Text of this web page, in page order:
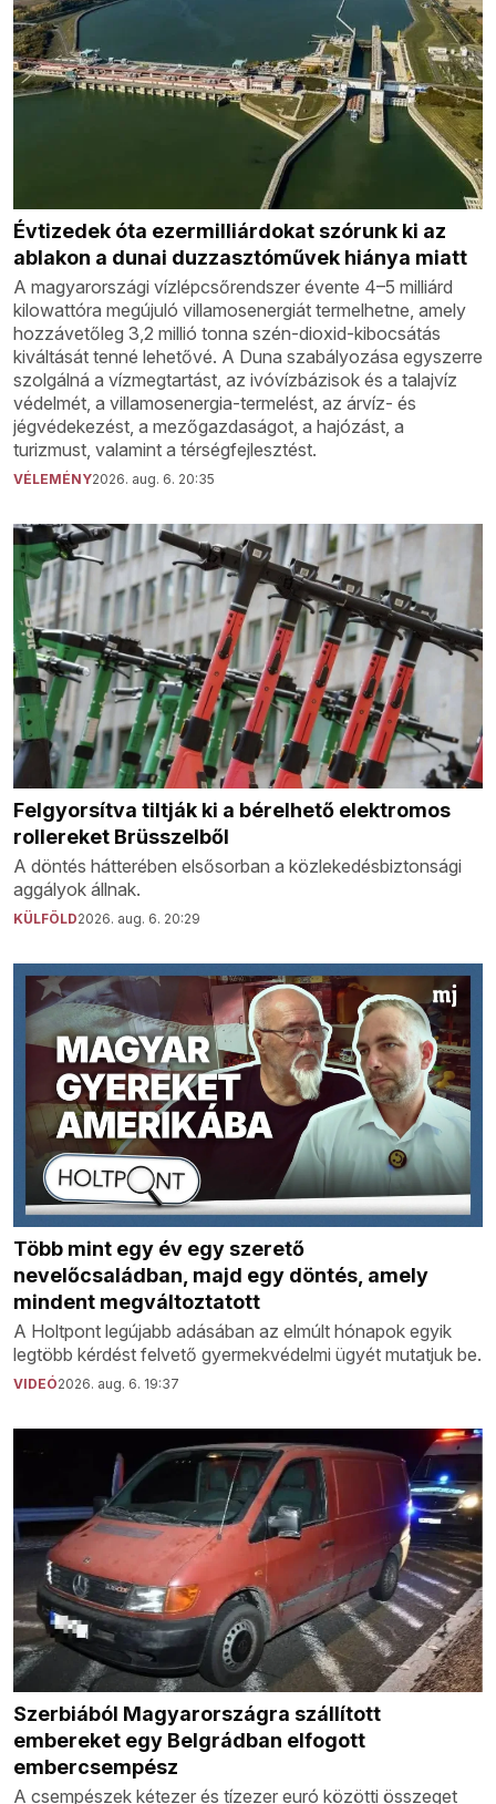
Évtizedek óta ezermilliárdokat szórunk ki az
ablakon a dunai duzzasztóművek hiánya miatt
A magyarországi vízlépcsőrendszer évente 4–5 milliárd
kilowattóra megújuló villamosenergiát termelhetne, amely
hozzávetőleg 3,2 millió tonna szén-dioxid-kibocsátás
kiváltását tenné lehetővé. A Duna szabályozása egyszerre
szolgálná a vízmegtartást, az ivóvízbázisok és a talajvíz
védelmét, a villamosenergia-termelést, az árvíz- és
jégvédekezést, a mezőgazdaságot, a hajózást, a
turizmust, valamint a térségfejlesztést.
VÉLEMÉNY2026. aug. 6. 20:35
Felgyorsítva tiltják ki a bérelhető elektromos
rollereket Brüsszelből
A döntés hátterében elsősorban a közlekedésbiztonsági
aggályok állnak.
KÜLFÖLD2026. aug. 6. 20:29
Több mint egy év egy szerető
nevelőcsaládban, majd egy döntés, amely
mindent megváltoztatott
A Holtpont legújabb adásában az elmúlt hónapok egyik
legtöbb kérdést felvető gyermekvédelmi ügyét mutatjuk be.
VIDEÓ2026. aug. 6. 19:37
Szerbiából Magyarországra szállított
embereket egy Belgrádban elfogott
embercsempész
A csempészek kétezer és tízezer euró közötti összeget